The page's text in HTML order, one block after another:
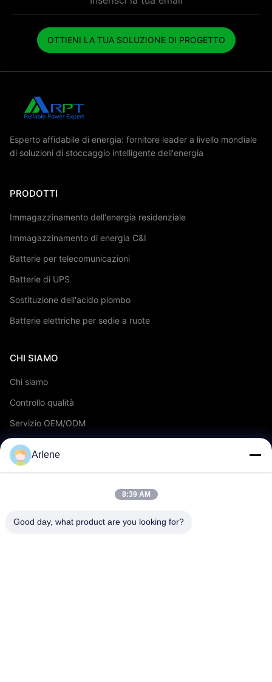
OTTIENI LA ​​TUA SOLUZIONE DI PROGETTO
Esperto affidabile di energia: fornitore leader a livello mondiale
di soluzioni di stoccaggio intelligente dell'energia
PRODOTTI
Immagazzinamento dell'energia residenziale
Immagazzinamento di energia C&I
Batterie per telecomunicazioni
Batterie di UPS
Sostituzione dell'acido piombo
Batterie elettriche per sedie a ruote
CHI SIAMO
Chi siamo
Controllo qualità
Servizio OEM/ODM
Eventi e notizie
Domande frequenti
Arlene
8:39 AM
Good day, what product are you looking for?